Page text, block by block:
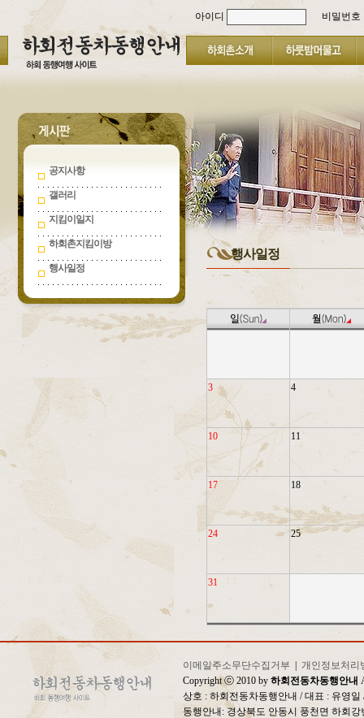
공지사항
갤러리
지킴이일지
하회촌지킴이방
행사일정
아이디 비밀번호
행사일정
3 4
10 11
17 18
24 25
31
이메일주소무단수집거부
개인정보처리
Copyright ⓒ 2010 by 하회전동차동행안내
상호 : 하회전동차동행안내 / 대표 : 유영
동행안내: 경상북도 안동시 풍천면 하회